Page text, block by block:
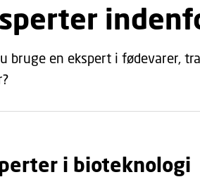
bruge en ekspert i fødevarer,
i bioteknologi